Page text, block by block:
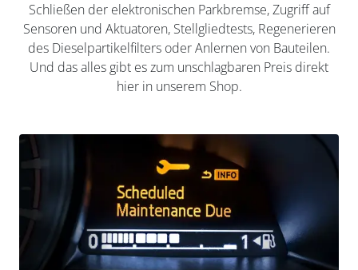
Schließen der elektronischen Parkbremse, Zugriff auf
Sensoren und Aktuatoren, Stellgliedtests, Regenerieren
des Dieselpartikelfilters oder Anlernen von Bauteilen.
Und das alles gibt es zum unschlagbaren Preis direkt
hier in unserem Shop.